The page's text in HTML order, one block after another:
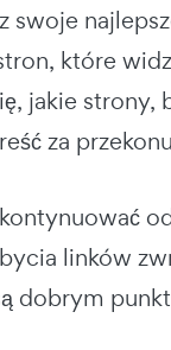
swoje
które
jakie strony,
za
linków
dobrym